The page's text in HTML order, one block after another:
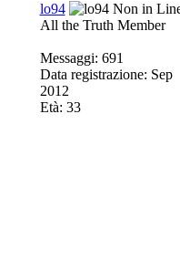
lo94
All the Truth Member
Messaggi: 691
Data registrazione: Sep
2012
Età: 33